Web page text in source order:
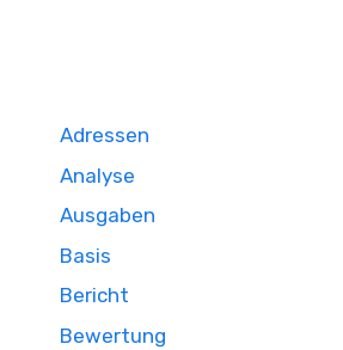
Adressen
Analyse
Ausgaben
Basis
Bericht
Bewertung